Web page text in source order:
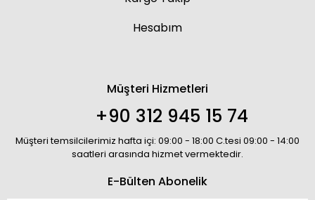
Hesabım
Müşteri Hizmetleri
+90 312 945 15 74
Müşteri temsilcilerimiz hafta içi: 09:00 - 18:00 C.tesi 09:00 - 14:00
saatleri arasında hizmet vermektedir.
E-Bülten Abonelik